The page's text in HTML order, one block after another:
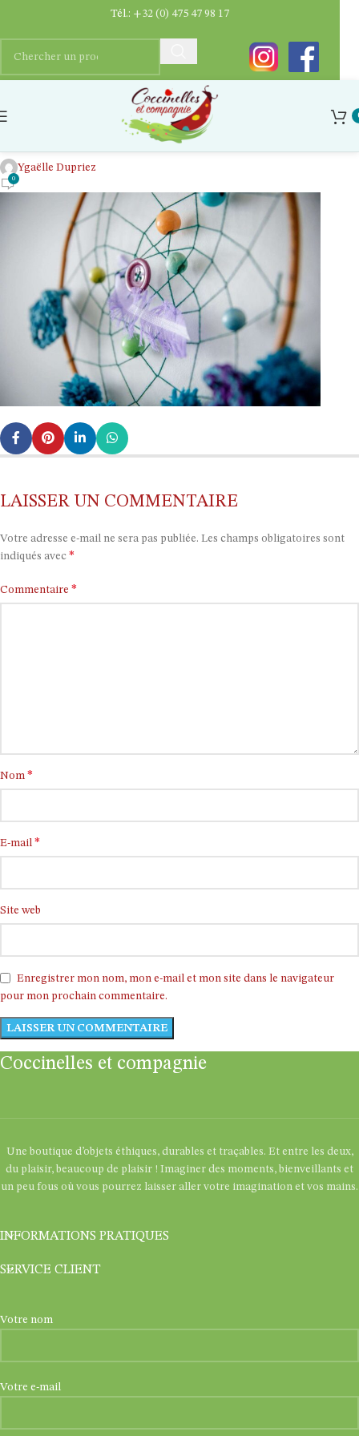
Kit écolo de fabrication d’attrape
rêves
Ygaëlle Dupriez
0
LAISSER UN COMMENTAIRE
Votre adresse e-mail ne sera pas publiée. Les champs obligatoires sont
indiqués avec *
Commentaire *
Nom *
E-mail *
Site web
Enregistrer mon nom, mon e-mail et mon site dans le navigateur
pour mon prochain commentaire.
Coccinelles et compagnie
Une boutique d’objets éthiques, durables et traçables. Et entre les deux,
du plaisir, beaucoup de plaisir ! Imaginer des moments, bienveillants et
un peu fous où vous pourrez laisser aller votre imagination et vos mains.
INFORMATIONS PRATIQUES
SERVICE CLIENT
Votre nom
Votre e-mail
Tél.: +32 (0) 475 47 98 17